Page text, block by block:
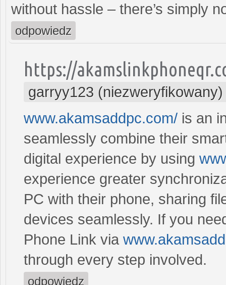
without hassle – there’s simply
odpowiedz
https://
garryy123 (niezweryfikowany)
www.akamsaddpc.com/ is an
seamlessly combine their
digital experience by using
experience greater
PC with their phone, sharing
devices seamlessly. If you
Phone Link via
through every step involved.
odpowiedz